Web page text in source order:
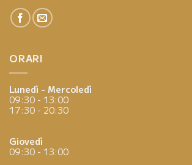
ORARI
Lunedì - Mercoledì
09:30 - 13:00
17:30 - 20:30
Giovedì
09:30 - 13:00